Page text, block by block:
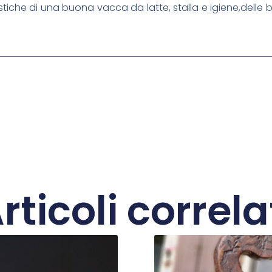
di una buona vacca da latte, stalla e igiene,delle